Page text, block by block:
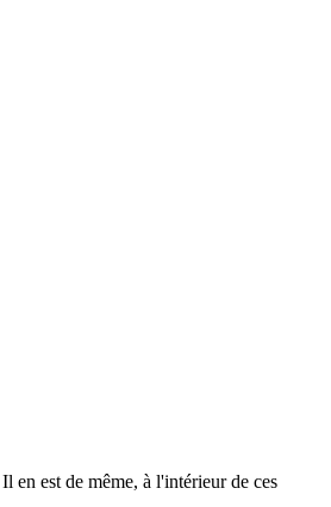
en est de même, à l'intérieur de ces